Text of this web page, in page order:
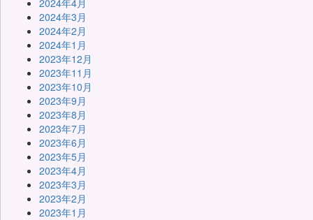
2024年4月
2024年3月
2024年2月
2024年1月
2023年12月
2023年11月
2023年10月
2023年9月
2023年8月
2023年7月
2023年6月
2023年5月
2023年4月
2023年3月
2023年2月
2023年1月